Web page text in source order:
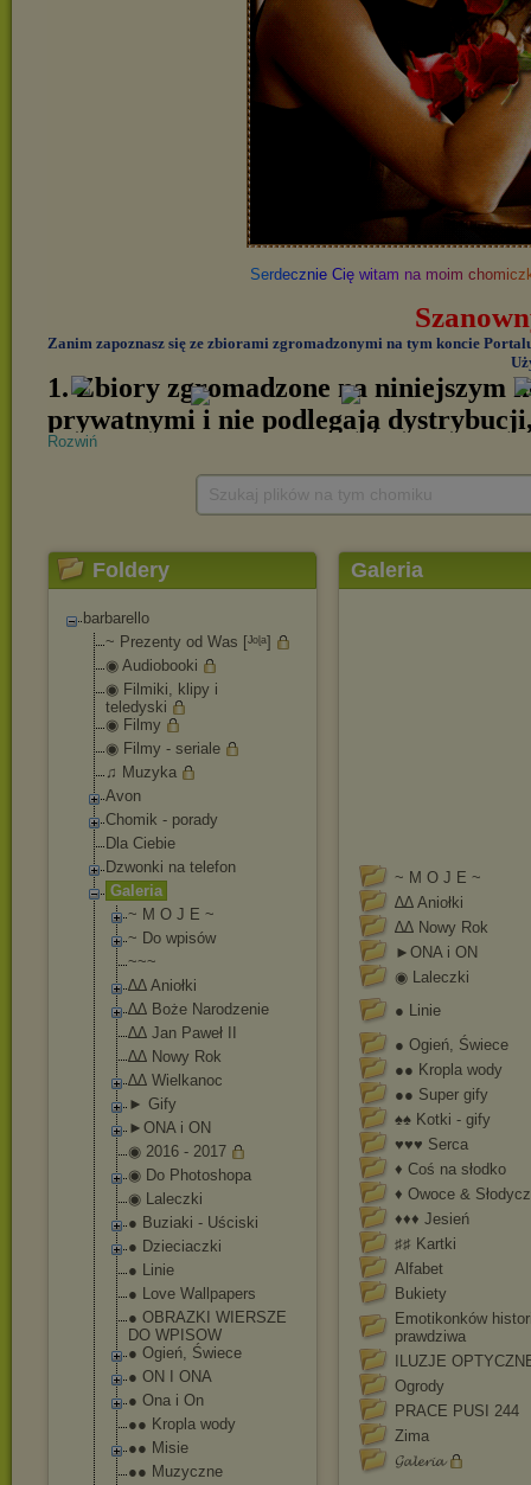
Rozwiń
Foldery
barbarello
~ Prezenty od Was [ᴶᵒᶩᵃ]
◉ Audiobooki
◉ Filmiki, klipy i
teledyski
◉ Filmy
◉ Filmy - seriale
♫ Muzyka
Avon
Chomik - porady
Dla Ciebie
Dzwonki na telefon
Galeria
~ M O J E ~
~ Do wpisów
~~~
∆∆ Aniołki
∆∆ Boże Narodzenie
∆∆ Jan Paweł II
∆∆ Nowy Rok
∆∆ Wielkanoc
► Gify
►ONA i ON
◉ 2016 - 2017
◉ Do Photoshopa
◉ Laleczki
● Buziaki - Uściski
● Dzieciaczki
● Linie
● Love Wallpapers
● OBRAZKI WIERSZE
DO WPISOW
● Ogień, Świece
● ON I ONA
● Ona i On
●● Kropla wody
●● Misie
●● Muzyczne
Galeria
~ M O J E ~
∆∆ Aniołki
∆∆ Nowy Rok
►ONA i ON
◉ Laleczki
● Linie
● Ogień, Świece
●● Kropla wody
●● Super gify
♠♠ Kotki - gify
♥♥♥ Serca
♦ Coś na słodko
♦ Owoce &
♦♦♦ Jesień
♯♯ Kartki
Alfabet
Bukiety
Emotikonków
prawdziwa
ILUZJE
Ogrody
PRACE PUSI 244
Zima
𝓖𝓪𝓵𝓮𝓻𝓲𝓪